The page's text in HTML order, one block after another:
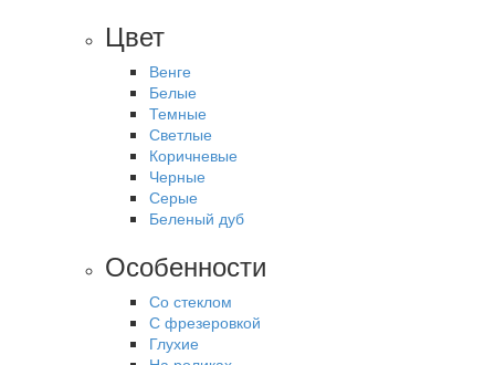
Цвет
Венге
Белые
Темные
Светлые
Коричневые
Черные
Серые
Беленый дуб
Особенности
Со стеклом
С фрезеровкой
Глухие